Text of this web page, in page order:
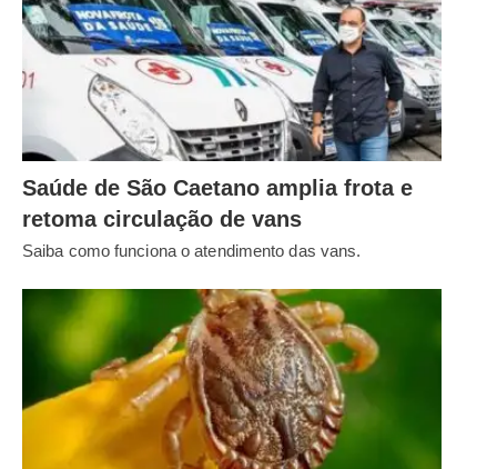
Saúde de São Caetano amplia frota e
retoma circulação de vans
Saiba como funciona o atendimento das vans.